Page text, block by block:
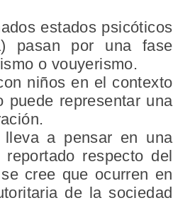
estados psicóticos
pasan por una fase
o vouyerismo.
niños en el contexto
representar una
a pensar en una
respecto del
cree que ocurren en
de la sociedad